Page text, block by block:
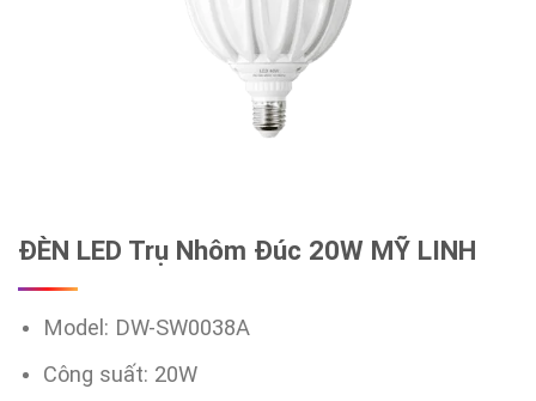
ĐÈN LED Trụ Nhôm Đúc 20W MỸ LINH
Model: DW-SW0038A
Công suất: 20W